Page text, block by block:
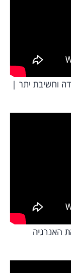
וחשיבת יתר |
האנרגיה